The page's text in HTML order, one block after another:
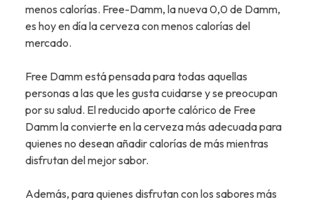
menos calorías. Free-Damm, la nueva 0,0 de Damm,
es hoy en día la cerveza con menos calorías del
mercado.
Free Damm está pensada para todas aquellas
personas a las que les gusta cuidarse y se preocupan
por su salud. El reducido aporte calórico de Free
Damm la convierte en la cerveza más adecuada para
quienes no desean añadir calorías de más mientras
disfrutan del mejor sabor.
Además, para quienes disfrutan con los sabores más